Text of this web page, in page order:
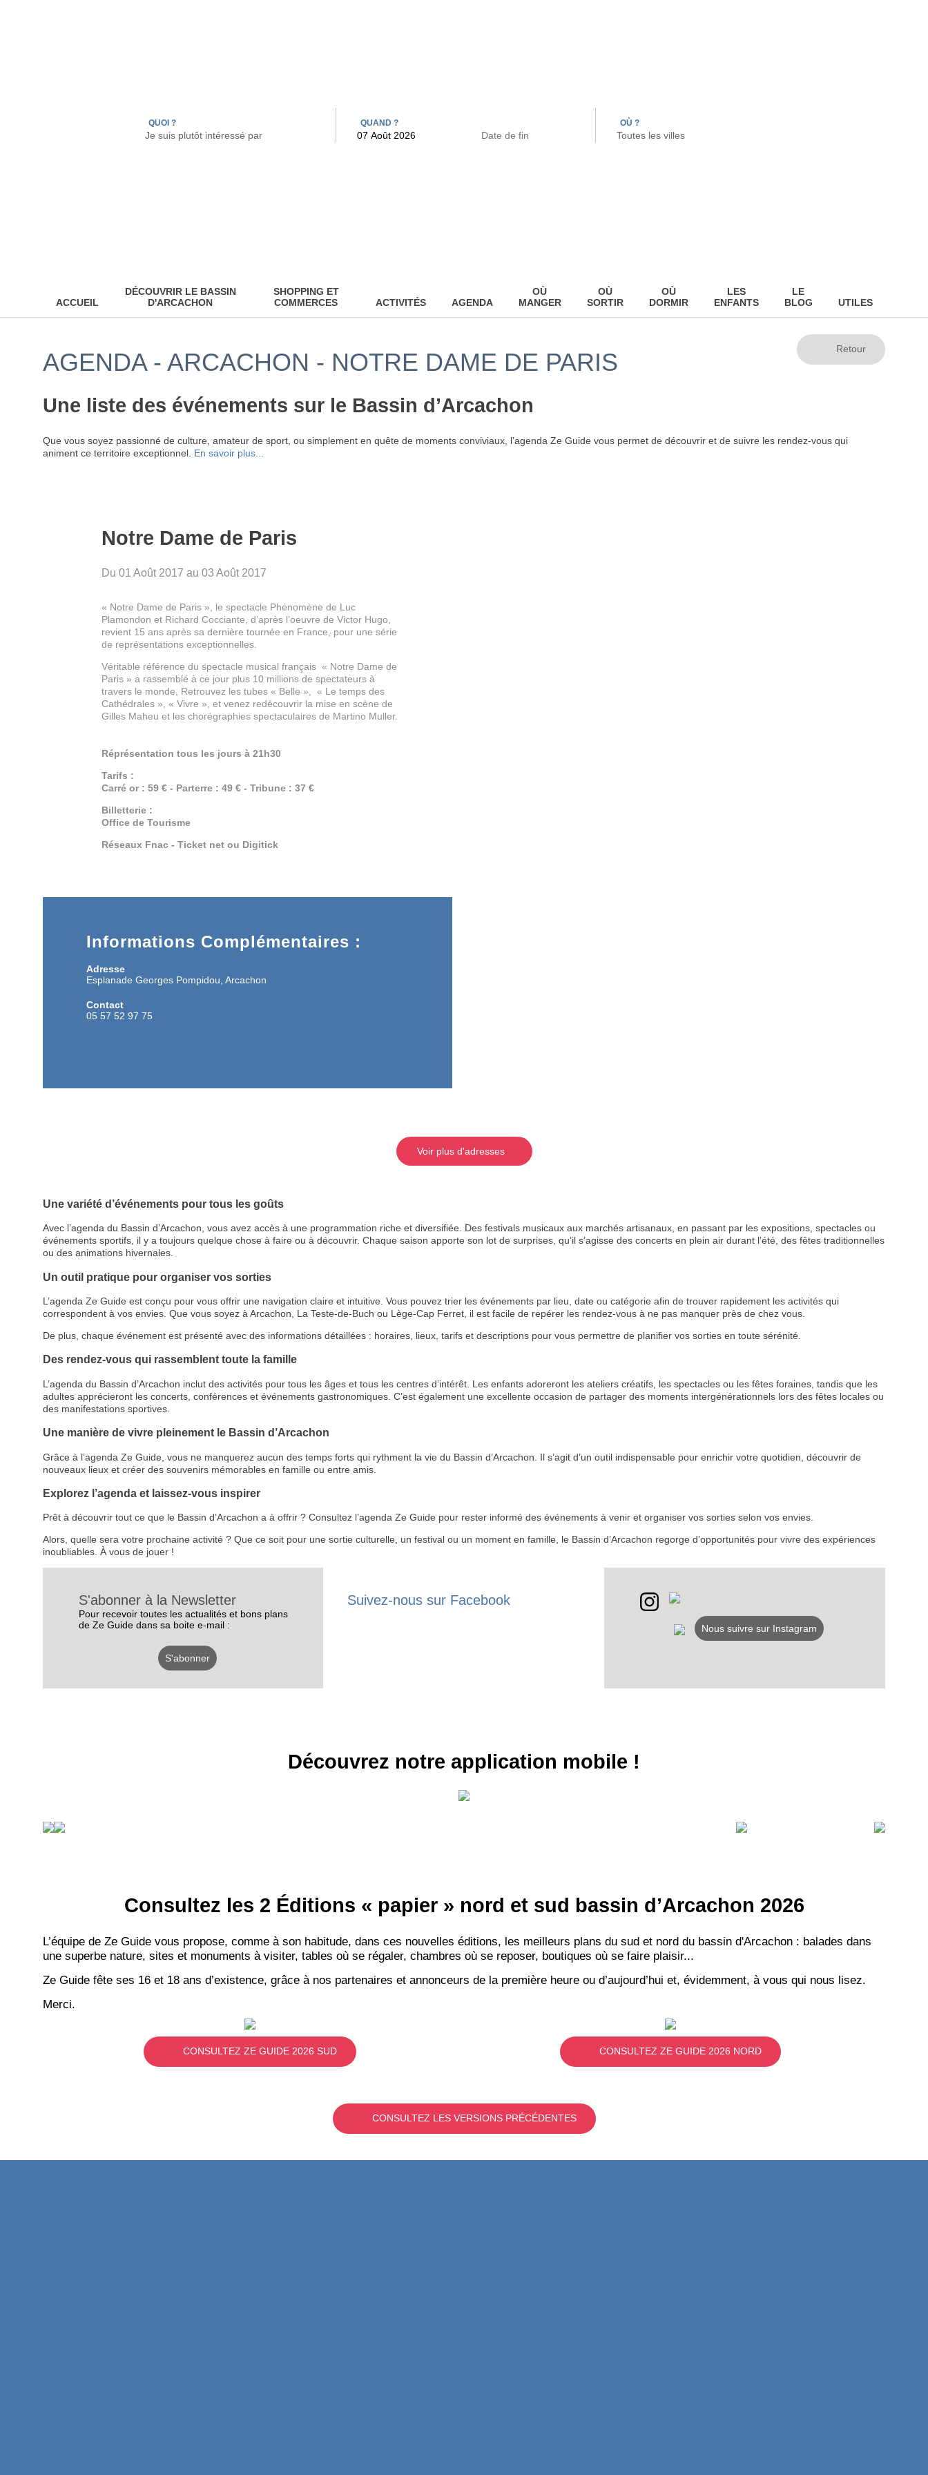
RECEVEZ
BONS PLANS
QUOI ? QUAND ? OÙ ?
ACCUEIL
DÉCOUVRIR LE BASSIN
D'ARCACHON
SHOPPING ET
COMMERCES
ACTIVITÉS AGENDA
OÙ
MANGER
OÙ
SORTIR
OÙ
DORMIR
LES
ENFANTS
LE
BLOG
UTILES
AGENDA - ARCACHON - NOTRE DAME DE PARIS
Une liste des événements sur le Bassin d’Arcachon
Que vous soyez passionné de culture, amateur de sport, ou simplement en quête de moments conviviaux, l’agenda Ze Guide vous permet de découvrir et de suivre les rendez-vous qui
animent ce territoire exceptionnel. En savoir plus...
Notre Dame de Paris
Du 01 Août 2017 au 03 Août 2017
« Notre Dame de Paris », le spectacle Phénomène de Luc
Plamondon et Richard Cocciante, d’après l’oeuvre de Victor Hugo,
revient 15 ans après sa dernière tournée en France, pour une série
de représentations exceptionnelles.
Véritable référence du spectacle musical français « Notre Dame de
Paris » a rassemblé à ce jour plus 10 millions de spectateurs à
travers le monde, Retrouvez les tubes « Belle », « Le temps des
Cathédrales », « Vivre », et venez redécouvrir la mise en scène de
Gilles Maheu et les chorégraphies spectaculaires de Martino Muller.
Réprésentation tous les jours à 21h30
Tarifs :
Carré or : 59 € - Parterre : 49 € - Tribune : 37 €
Billetterie :
Office de Tourisme
Réseaux Fnac - Ticket net ou Digitick
Informations Complémentaires :
Adresse
Esplanade Georges Pompidou, Arcachon
Contact
05 57 52 97 75
Voir plus d'adresses
Une variété d’événements pour tous les goûts
Avec l’agenda du Bassin d’Arcachon, vous avez accès à une programmation riche et diversifiée. Des festivals musicaux aux marchés artisanaux, en passant par les expositions, spectacles ou
événements sportifs, il y a toujours quelque chose à faire ou à découvrir. Chaque saison apporte son lot de surprises, qu’il s’agisse des concerts en plein air durant l’été, des fêtes traditionnelles
ou des animations hivernales.
Un outil pratique pour organiser vos sorties
L’agenda Ze Guide est conçu pour vous offrir une navigation claire et intuitive. Vous pouvez trier les événements par lieu, date ou catégorie afin de trouver rapidement les activités qui
correspondent à vos envies. Que vous soyez à Arcachon, La Teste-de-Buch ou Lège-Cap Ferret, il est facile de repérer les rendez-vous à ne pas manquer près de chez vous.
De plus, chaque événement est présenté avec des informations détaillées : horaires, lieux, tarifs et descriptions pour vous permettre de planifier vos sorties en toute sérénité.
Des rendez-vous qui rassemblent toute la famille
L’agenda du Bassin d’Arcachon inclut des activités pour tous les âges et tous les centres d’intérêt. Les enfants adoreront les ateliers créatifs, les spectacles ou les fêtes foraines, tandis que les
adultes apprécieront les concerts, conférences et événements gastronomiques. C’est également une excellente occasion de partager des moments intergénérationnels lors des fêtes locales ou
des manifestations sportives.
Une manière de vivre pleinement le Bassin d’Arcachon
Grâce à l’agenda Ze Guide, vous ne manquerez aucun des temps forts qui rythment la vie du Bassin d’Arcachon. Il s’agit d’un outil indispensable pour enrichir votre quotidien, découvrir de
nouveaux lieux et créer des souvenirs mémorables en famille ou entre amis.
Explorez l’agenda et laissez-vous inspirer
Prêt à découvrir tout ce que le Bassin d’Arcachon a à offrir ? Consultez l’agenda Ze Guide pour rester informé des événements à venir et organiser vos sorties selon vos envies.
Alors, quelle sera votre prochaine activité ? Que ce soit pour une sortie culturelle, un festival ou un moment en famille, le Bassin d’Arcachon regorge d’opportunités pour vivre des expériences
inoubliables. À vous de jouer !
S'abonner à la Newsletter
Pour recevoir toutes les actualités et bons plans
de Ze Guide dans sa boite e-mail :
S'abonner
Suivez-nous sur Facebook
Nous suivre sur Instagram
Découvrez notre application mobile !
Consultez les 2 Éditions « papier » nord et sud bassin d’Arcachon 2026
L’équipe de Ze Guide vous propose, comme à son habitude, dans ces nouvelles éditions, les meilleurs plans du sud et nord du bassin d'Arcachon : balades dans
une superbe nature, sites et monuments à visiter, tables où se régaler, chambres où se reposer, boutiques où se faire plaisir...
Ze Guide fête ses 16 et 18 ans d’existence, grâce à nos partenaires et annonceurs de la première heure ou d’aujourd’hui et, évidemment, à vous qui nous lisez.
Merci.
CONSULTEZ ZE GUIDE 2026 SUD CONSULTEZ ZE GUIDE 2026 NORD
CONSULTEZ LES VERSIONS PRÉCÉDENTES